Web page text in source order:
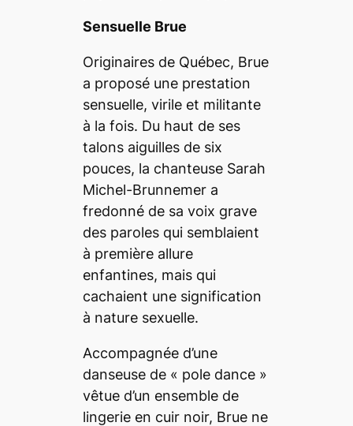
Sensuelle Brue
Originaires de Québec, Brue
a proposé une prestation
sensuelle, virile et militante
à la fois. Du haut de ses
talons aiguilles de six
pouces, la chanteuse Sarah
Michel-Brunnemer a
fredonné de sa voix grave
des paroles qui semblaient
à première allure
enfantines, mais qui
cachaient une signification
à nature sexuelle.
Accompagnée d’une
danseuse de « pole dance»
vêtue d’un ensemble de
lingerie en cuir noir, Brue ne